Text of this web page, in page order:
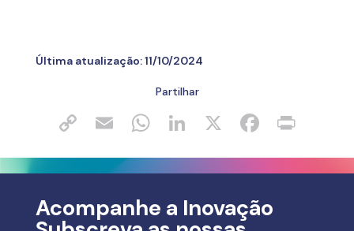
Última atualização:11/10/2024
Partilhar
Acompanhe a Inovação